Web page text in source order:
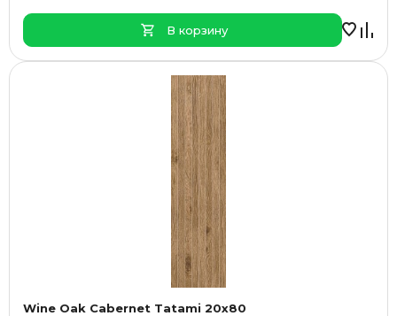
В корзину
Wine Oak Cabernet Tatami 20x80